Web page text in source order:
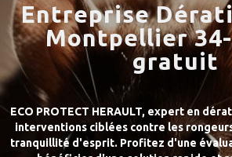
Entreprise
Montpellier
gratuit
ECO PROTECT HERAULT, expert en
interventions ciblées contre les
tranquillité d'esprit. Profitez d'une